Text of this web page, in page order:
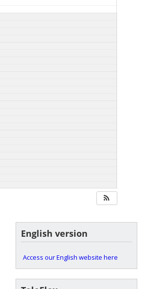
English version
Access our English website here